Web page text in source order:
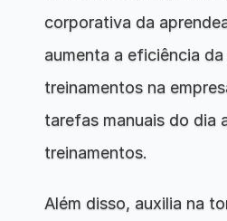
corporativa da
aumenta a eficiência
treinamentos na
tarefas manuais do dia
treinamentos.
Além disso, auxilia na